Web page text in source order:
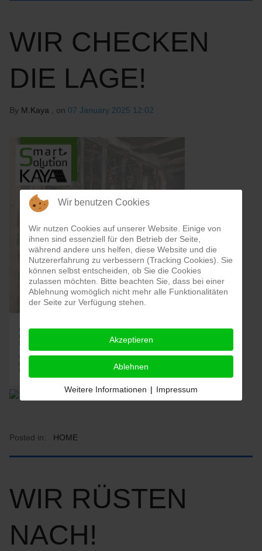
WIR CHECKEN
DIE LAGE!
By M.Kaya , on 07 January 2025 12:02
Posted in: HOME
WIR RÜSTEN
NACH!
Wir benutzen Cookies
Wir nutzen Cookies auf unserer Website. Einige von
ihnen sind essenziell für den Betrieb der Seite,
während andere uns helfen, diese Website und die
Nutzererfahrung zu verbessern (Tracking Cookies). Sie
können selbst entscheiden, ob Sie die Cookies
zulassen möchten. Bitte beachten Sie, dass bei einer
Ablehnung womöglich nicht mehr alle Funktionalitäten
der Seite zur Verfügung stehen.
Akzeptieren
Ablehnen
Weitere Informationen | Impressum